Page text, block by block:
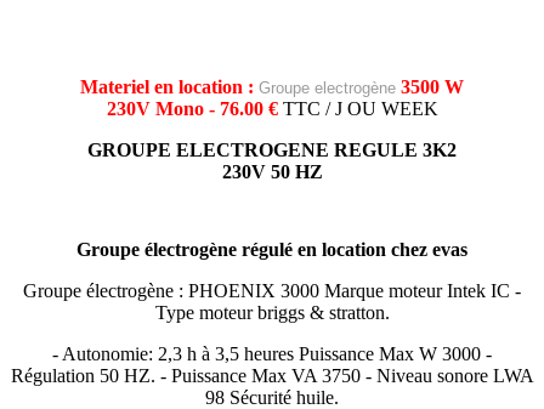
Materiel en location : Groupe electrogène 3500 W
230V Mono - 76.00 € TTC / J OU WEEK
GROUPE ELECTROGENE REGULE 3K2
230V 50 HZ
Groupe électrogène régulé en location chez evas
Groupe électrogène : PHOENIX 3000 Marque moteur Intek IC -
Type moteur briggs & stratton.
- Autonomie: 2,3 h à 3,5 heures Puissance Max W 3000 -
Régulation 50 HZ. - Puissance Max VA 3750 - Niveau sonore LWA
98 Sécurité huile.